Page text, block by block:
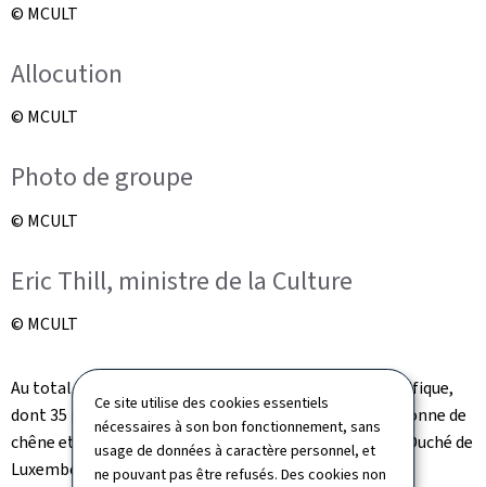
Ce site utilise des cookies essentiels
nécessaires à son bon fonctionnement, sans
usage de données à caractère personnel, et
ne pouvant pas être refusés. Des cookies non
© MCULT
Allocution
© MCULT
Photo de groupe
© MCULT
Eric Thill, ministre de la Culture
© MCULT
Au total, 43 personnes ont reçu une distinction honorifique,
dont 35 personnes dans l'ordre grand-ducal de la Couronne de
chêne et 8 personnes dans l'ordre de Mérite du Grand-Duché de
Luxembourg.